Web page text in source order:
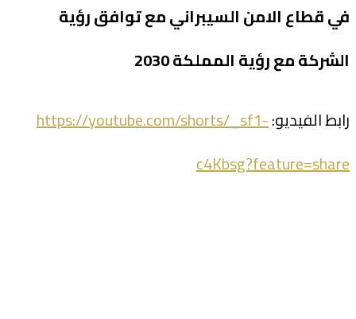
في قطاع الامن السيبراني مع توافق رؤية
الشركة مع رؤية المملكة 2030
رابط الفيديو:https://youtube.com/shorts/_sf1-
c4Kbsg?feature=share